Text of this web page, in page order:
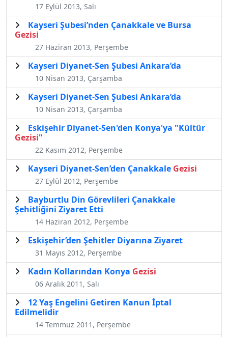
17 Eylül 2013, Salı
Kayseri Şubesi’nden Çanakkale ve Bursa
Gezisi
27 Haziran 2013, Perşembe
Kayseri Diyanet-Sen Şubesi Ankara’da
10 Nisan 2013, Çarşamba
Kayseri Diyanet-Sen Şubesi Ankara’da
10 Nisan 2013, Çarşamba
Eskişehir Diyanet-Sen'den Konya'ya "Kültür
Gezisi"
22 Kasım 2012, Perşembe
Kayseri Diyanet-Sen’den Çanakkale Gezisi
27 Eylül 2012, Perşembe
Bayburtlu Din Görevlileri Çanakkale
Şehitliğini Ziyaret Etti
14 Haziran 2012, Perşembe
Eskişehir’den Şehitler Diyarına Ziyaret
31 Mayıs 2012, Perşembe
Kadın Kollarından Konya Gezisi
06 Aralık 2011, Salı
12 Yaş Engelini Getiren Kanun İptal
Edilmelidir
14 Temmuz 2011, Perşembe